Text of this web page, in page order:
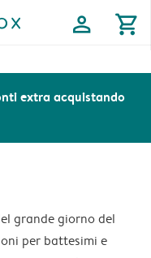
profile shopping_cart
extra acquistando
grande giorno del
per battesimi e